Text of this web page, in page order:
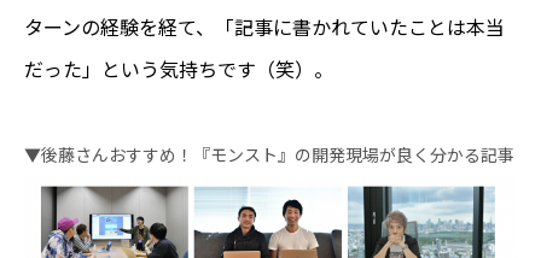
ターンの経験を経て、「記事に書かれていたことは本当
だった」という気持ちです（笑）。
▼後藤さんおすすめ！『モンスト』の開発現場が良く分かる記事